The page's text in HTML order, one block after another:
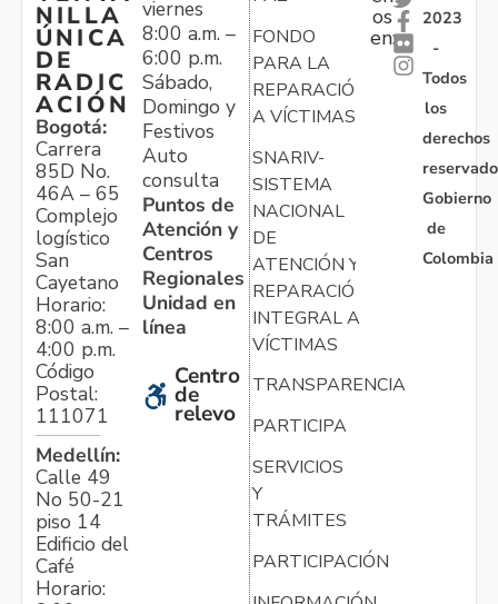
NILLA
ÚNICA
DE
RADIC
ACIÓN
Bogotá:
Carrera
85D No.
46A – 65
Complejo
logístico
San
Cayetano
Horario:
8:00 a.m. –
4:00 p.m.
Código
Postal:
111071
Medellín:
Calle 49
No 50-21
piso 14
Edificio del
Café
Horario:
viernes
8:00 a.m. –
6:00 p.m.
Sábado,
Domingo y
Festivos
Auto
consulta
Puntos de
Atención y
Centros
Regionales
Unidad en
línea
Centro
de
relevo
FONDO
PARA LA
REPARACIÓN
A VÍCTIMAS
SNARIV-
SISTEMA
NACIONAL
DE
ATENCIÓN Y
REPARACIÓN
INTEGRAL A
VÍCTIMAS
TRANSPARENCIA
PARTICIPA
SERVICIOS
Y
TRÁMITES
PARTICIPACIÓN
os
en:
2023
-
Todos
los
derechos
Gobierno
de
Colombia